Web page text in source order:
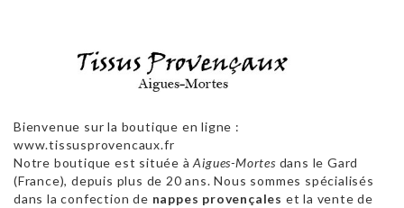
Bienvenue sur la boutique en ligne :
www.tissusprovencaux.fr
Notre boutique est située àAigues-Mortes dans le Gard
(France), depuis plus de 20 ans. Nous sommes spécialisés
dans la confection de nappes provençales et la vente de